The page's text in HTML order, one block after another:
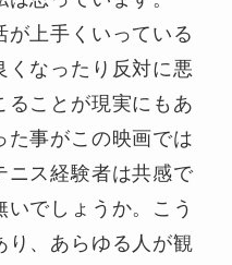
上手くいっている
くなったり反対に悪
ることが現実にもあ
た事がこの映画では
ニス経験者は共感で
でしょうか。こう
り、あらゆる人が観